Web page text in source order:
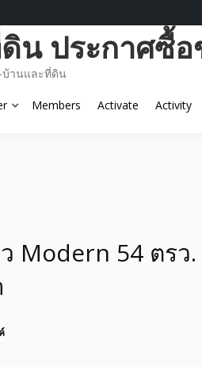
น ประกาศซื้อ
บ้านและที่ดิน
Members Activate Activity
Modern 54 ตรว